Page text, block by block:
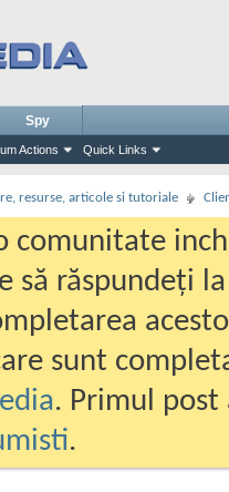
Actions Quick Links
Spy
resurse, articole si tutoriale
comunitate
să răspundeți
sunt
. Primul
.